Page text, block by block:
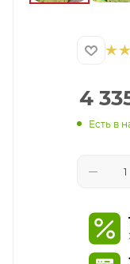
4
Есть в